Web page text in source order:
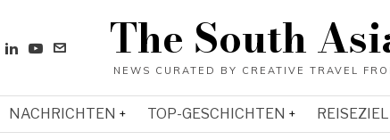
The South
NACHRICHTEN TOP-GESCHICHTEN